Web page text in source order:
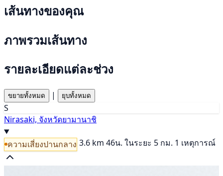
เส้นทางของคุณ
ภาพรวมเส้นทาง
รายละเอียดแต่ละช่วง
ขยายทั้งหมด | ยุบทั้งหมด
S
Nirasaki, จังหวัดยามานาชิ
ความเสี่ยงปานกลาง 3.6 km 46น. ในระยะ 5 กม. 1 เหตุการณ์